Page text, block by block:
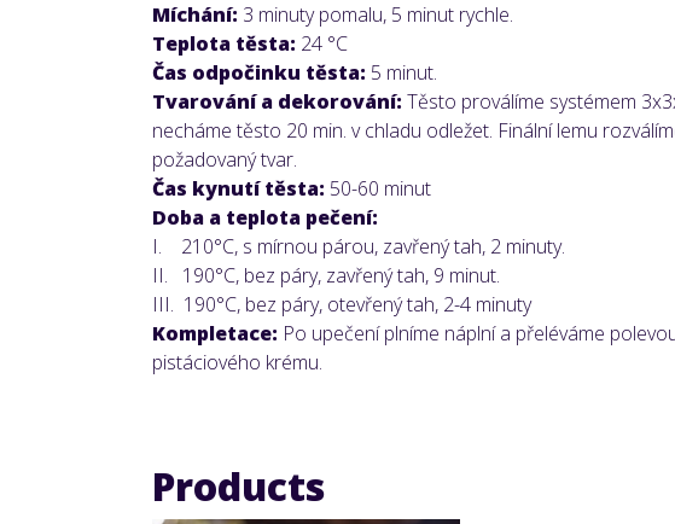
Míchání: 3 minuty pomalu, 5 minut rychle.
Teplota těsta: 24 °C
Čas odpočinku těsta: 5 minut.
Tvarování a dekorování: Těsto proválíme systémem
necháme těsto 20 min. v chladu odležet. Finální lemu
požadovaný tvar.
Čas kynutí těsta: 50-60 minut
Doba a teplota pečení:
I. 210°C, s mírnou párou, zavřený tah, 2 minuty.
II. 190°C, bez páry, zavřený tah, 9 minut.
III. 190°C, bez páry, otevřený tah, 2-4 minuty
Kompletace: Po upečení plníme náplní a přeléváme
pistáciového krému.
Products